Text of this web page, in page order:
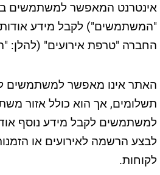
אינטרנט המאפשר למשתמשים
"המשתמשים") לקבל מידע אודות
החברה "טרפת אירועים" (להלן:
האתר אינו מאפשר למשתמשים
תשלומים, אך הוא כולל אזור
למשתמשים לקבל מידע נוסף
לבצע הרשמה לאירועים או
לקוחות.